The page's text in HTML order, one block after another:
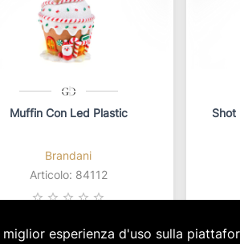
Muffin Con Led Plastic
Brandani
Articolo: 84112
star_borderstar_borderstar_borderstar_borderstar_border
Shot
esperienza d'uso sulla